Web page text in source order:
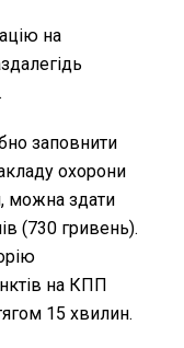
на
заповнити
охорони
можна здати
(730 гривень).
на КПП
15 хвилин.